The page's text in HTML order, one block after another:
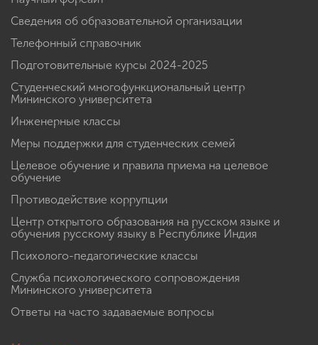
Сведения об образовательной организации
Телефонный справочник
Подготовительные курсы 2024-2025
Студенческий многофункциональный центр
Мининского университета
Инженерные классы
Меры поддержки для студенческих семей
Целевое обучение и правила приема на целевое
обучение
Противодействие коррупции
Центр открытого образования на русском языке и
обучения русскому языку в Республике Индия
Психолого-педагогические классы
Служба психологического сопровождения
Мининского университета
Ответы на часто задаваемые вопросы